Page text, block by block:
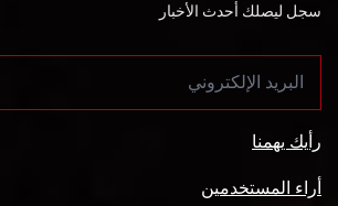
سجل ليصلك أحدث الأخبار
رأيك يهمنا
أراء المستخدمين